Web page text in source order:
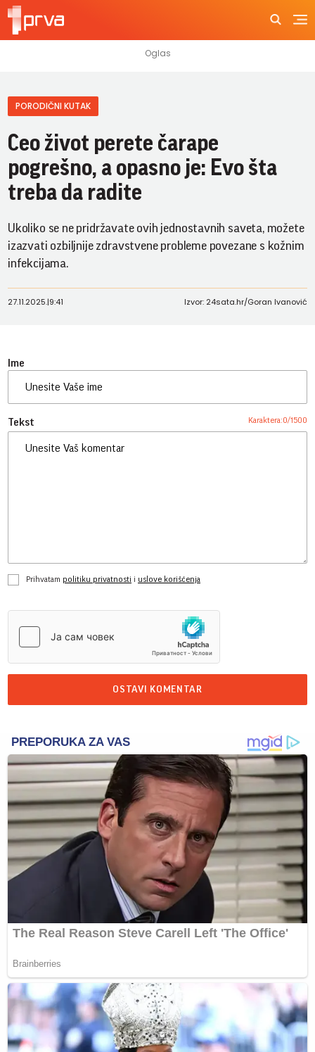
PORODIČNI KUTAK
Ceo život perete čarape
pogrešno, a opasno je: Evo šta
treba da radite
Ukoliko se ne pridržavate ovih jednostavnih saveta, možete
izazvati ozbiljnije zdravstvene probleme povezane s kožnim
infekcijama.
27.11.2025.|9:41 Izvor: 24sata.hr/Goran Ivanović
Ime
Tekst Karaktera:0/1500
Prihvatam politiku privatnosti i uslove korišćenja
OSTAVI KOMENTAR